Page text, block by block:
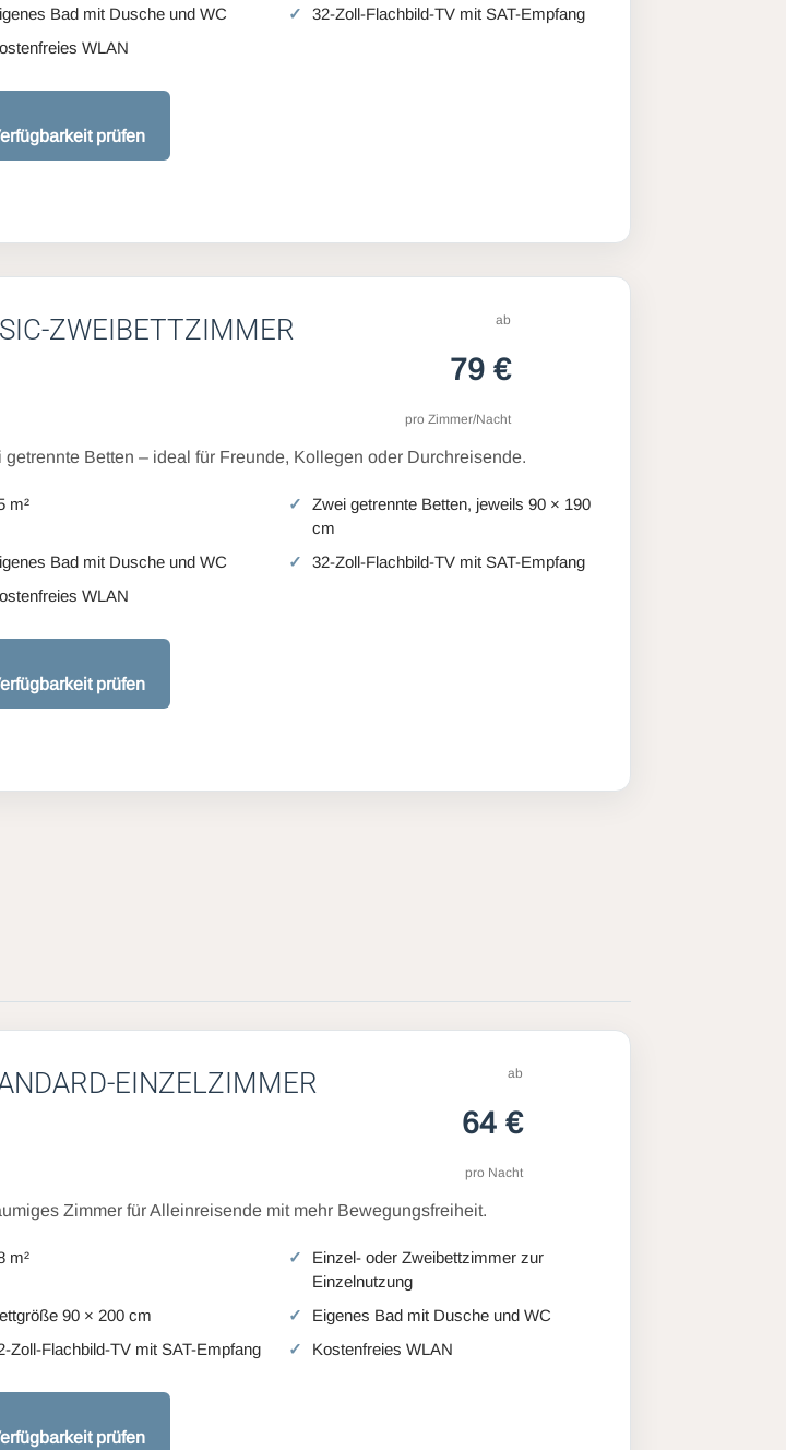
Bad mit Dusche und WC
32-Zoll-Flachbild-TV mit SAT-Empfang
WLAN
prüfen
ZWEIBETTZIMMER ab
79 €
pro Zimmer/Nacht
getrennte Betten – ideal für Freunde, Kollegen oder Durchreisende.
m²
Zwei getrennte Betten, jeweils 90 × 190
cm
Bad mit Dusche und WC
32-Zoll-Flachbild-TV mit SAT-Empfang
WLAN
prüfen
EINZELZIMMER ab
64 €
pro Nacht
Zimmer für Alleinreisende mit mehr Bewegungsfreiheit.
m²
Einzel- oder Zweibettzimmer zur
Einzelnutzung
90 × 200 cm
Eigenes Bad mit Dusche und WC
Zoll-Flachbild-TV mit SAT-Empfang
Kostenfreies WLAN
prüfen